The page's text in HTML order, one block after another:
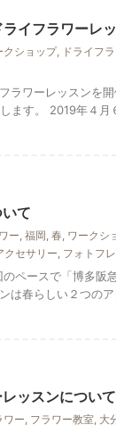
イフラワーレ
クショップ, ドライフ
ラワーレッスンを
ます。 2019年４
て
ー 福岡 春 ワークシ
クセサリー フォトフ
ペースで「博多阪
は春らしい２つの
ッスンについて
ワー フラワー教室 大